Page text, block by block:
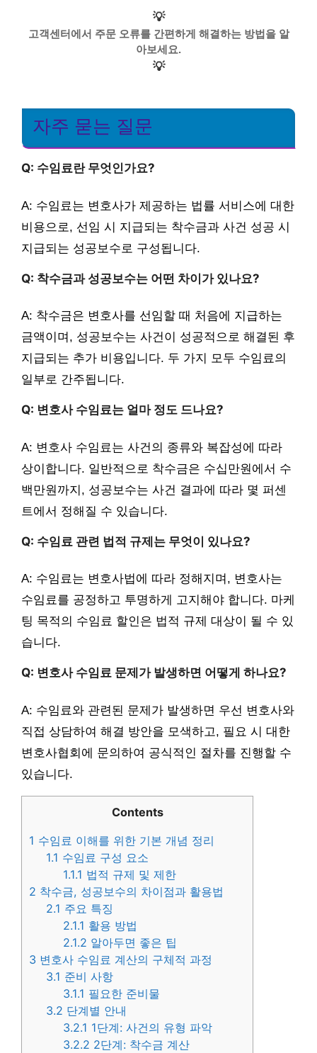
💡
고객센터에서 주문 오류를 간편하게 해결하는 방법을 알
아보세요.
💡
자주 묻는 질문
Q: 수임료란 무엇인가요?
A: 수임료는 변호사가 제공하는 법률 서비스에 대한
비용으로, 선임 시 지급되는 착수금과 사건 성공 시
지급되는 성공보수로 구성됩니다.
Q: 착수금과 성공보수는 어떤 차이가 있나요?
A: 착수금은 변호사를 선임할 때 처음에 지급하는
금액이며, 성공보수는 사건이 성공적으로 해결된 후
지급되는 추가 비용입니다. 두 가지 모두 수임료의
일부로 간주됩니다.
Q: 변호사 수임료는 얼마 정도 드나요?
A: 변호사 수임료는 사건의 종류와 복잡성에 따라
상이합니다. 일반적으로 착수금은 수십만원에서 수
백만원까지, 성공보수는 사건 결과에 따라 몇 퍼센
트에서 정해질 수 있습니다.
Q: 수임료 관련 법적 규제는 무엇이 있나요?
A: 수임료는 변호사법에 따라 정해지며, 변호사는
수임료를 공정하고 투명하게 고지해야 합니다. 마케
팅 목적의 수임료 할인은 법적 규제 대상이 될 수 있
습니다.
Q: 변호사 수임료 문제가 발생하면 어떻게 하나요?
A: 수임료와 관련된 문제가 발생하면 우선 변호사와
직접 상담하여 해결 방안을 모색하고, 필요 시 대한
변호사협회에 문의하여 공식적인 절차를 진행할 수
있습니다.
Contents
1 수임료 이해를 위한 기본 개념 정리
1.1 수임료 구성 요소
1.1.1 법적 규제 및 제한
2 착수금, 성공보수의 차이점과 활용법
2.1 주요 특징
2.1.1 활용 방법
2.1.2 알아두면 좋은 팁
3 변호사 수임료 계산의 구체적 과정
3.1 준비 사항
3.1.1 필요한 준비물
3.2 단계별 안내
3.2.1 1단계: 사건의 유형 파악
3.2.2 2단계: 착수금 계산